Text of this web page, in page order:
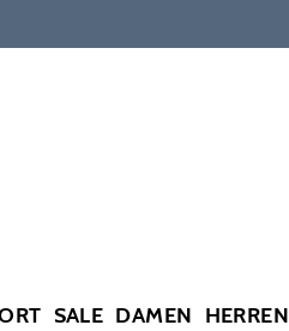
SALE DAMEN HERREN